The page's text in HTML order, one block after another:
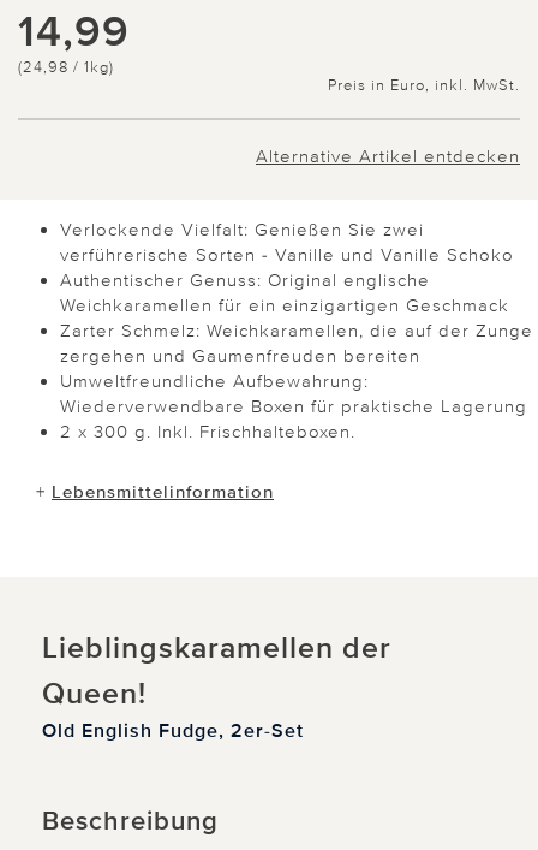
14,99
(24,98 / 1kg)
Preis in Euro, inkl. MwSt.
Alternative Artikel entdecken
Verlockende Vielfalt: Genießen Sie zwei
verführerische Sorten - Vanille und Vanille Schoko
Authentischer Genuss: Original englische
Weichkaramellen für ein einzigartigen Geschmack
Zarter Schmelz: Weichkaramellen, die auf der Zunge
zergehen und Gaumenfreuden bereiten
Umweltfreundliche Aufbewahrung:
Wiederverwendbare Boxen für praktische Lagerung
2 x 300 g. Inkl. Frischhalteboxen.
+ Lebensmittelinformation
Lieblingskaramellen der
Queen!
Old English Fudge, 2er-Set
Beschreibung